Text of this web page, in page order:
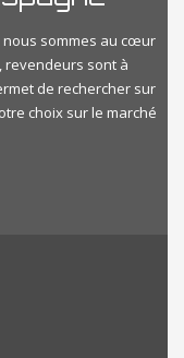
nous sommes au cœur
revendeurs sont à
de rechercher sur
choix sur le marché